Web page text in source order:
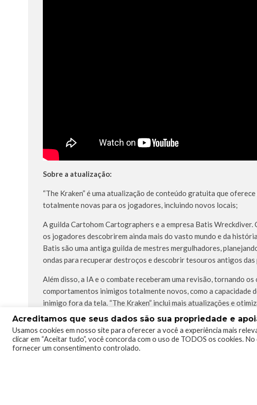
Sobre a atualização:
“The Kraken” é uma atualização de conteúdo gratuita que
totalmente novas para os jogadores, incluindo novos locais;
A guilda Cartohom Cartographers e a empresa Batis
os jogadores descobrirem ainda mais do vasto mundo e da
Batis são uma antiga guilda de mestres mergulhadores,
ondas para recuperar destroços e descobrir tesouros antigos das
Além disso, a IA e o combate receberam uma revisão, tornando
comportamentos inimigos totalmente novos, como a capacidade
inimigo fora da tela. “The Kraken” inclui mais atualizações e
#TOMASSALA WIREDP
Acreditamos que seus dados são sua propriedade e
Usamos cookies em nosso site para oferecer a você a experiência mais
clicar em “Aceitar tudo”, você concorda com o uso de TODOS os cookies.
fornecer um consentimento controlado.